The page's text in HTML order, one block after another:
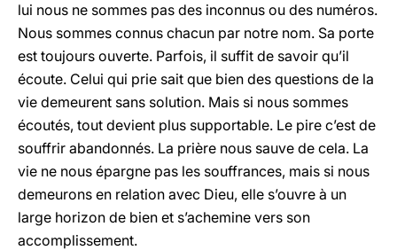
lui nous ne sommes pas des inconnus ou des numéros.
Nous sommes connus chacun par notre nom. Sa porte
est toujours ouverte. Parfois, il suffit de savoir qu’il
écoute. Celui qui prie sait que bien des questions de la
vie demeurent sans solution. Mais si nous sommes
écoutés, tout devient plus supportable. Le pire c’est de
souffrir abandonnés. La prière nous sauve de cela. La
vie ne nous épargne pas les souffrances, mais si nous
demeurons en relation avec Dieu, elle s’ouvre à un
large horizon de bien et s’achemine vers son
accomplissement.